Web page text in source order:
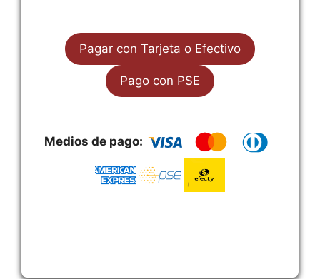
Pagar con Tarjeta o Efectivo
Pago con PSE
Medios de pago: